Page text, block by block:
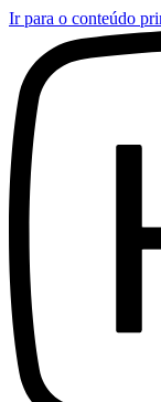
Ir para o conteúdo